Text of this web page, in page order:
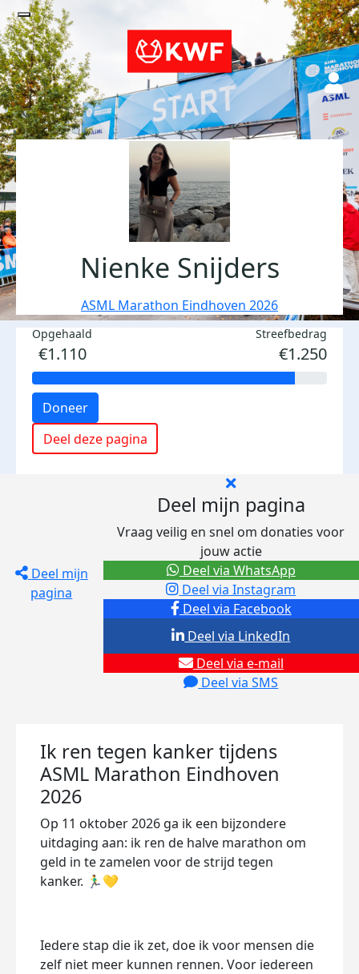
Nienke Snijders
ASML Marathon Eindhoven 2026
Opgehaald
€1.110
Streefbedrag
€1.250
Doneer
Deel deze pagina
Deel mijn
pagina
Deel mijn pagina
Vraag veilig en snel om donaties voor
jouw actie
Deel via Facebook
Deel via Instagram
Deel via e-mail
Deel via SMS
Deel via LinkedIn
Deel via WhatsApp
Ik ren tegen kanker tijdens
ASML Marathon Eindhoven
2026
Op 11 oktober 2026 ga ik een bijzondere
uitdaging aan: ik ren de halve marathon om
geld in te zamelen voor de strijd tegen
kanker. 🏃‍♂️💛
Iedere stap die ik zet, doe ik voor mensen die
zelf niet meer kunnen rennen. Voor iedereen